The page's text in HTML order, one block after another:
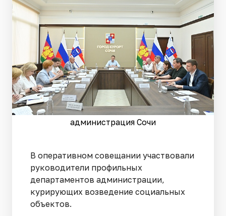
администрация Сочи
В оперативном совещании участвовали
руководители профильных
департаментов администрации,
курирующих возведение социальных
объектов.